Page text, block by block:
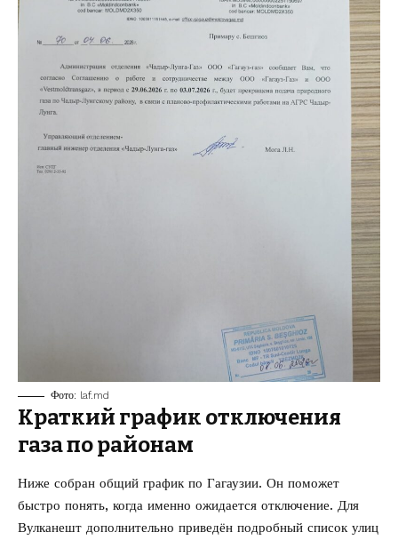
Фото: laf.md
Краткий график отключения
газа по районам
Ниже собран общий график по Гагаузии. Он поможет
быстро понять, когда именно ожидается отключение. Для
Вулканешт дополнительно приведён подробный список улиц